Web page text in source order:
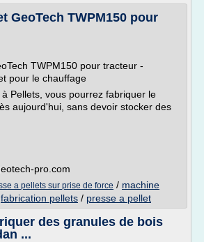
GeoTech TWPM150 pour
TWPM150 pour tracteur -
pour le chauffage
Pellets, vous pourrez fabriquer le
aujourd'hui, sans devoir stocker des
pro.com
a pellets sur prise de force / machine
fabrication pellets / presse a pellet
des granules de bois
...